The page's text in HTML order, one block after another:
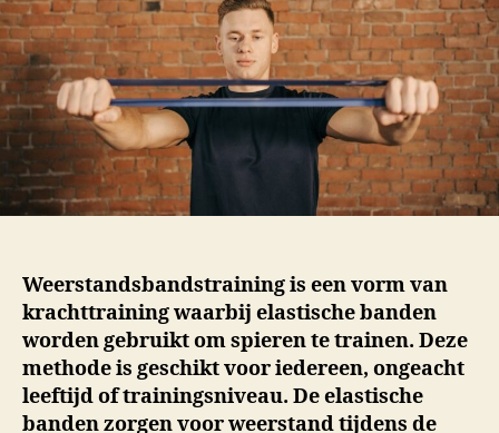
Weerstandsbandstraining is een vorm van
krachttraining waarbij elastische banden
worden gebruikt om spieren te trainen. Deze
methode is geschikt voor iedereen, ongeacht
leeftijd of trainingsniveau. De elastische
banden zorgen voor weerstand tijdens de